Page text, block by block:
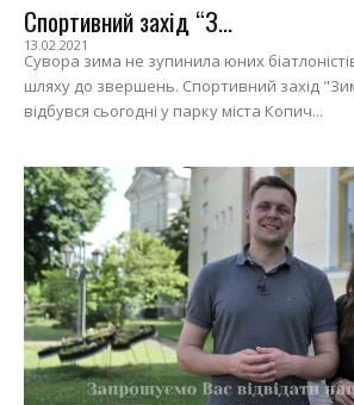
Спортивний захід “З...
13.02.2021
Сувора зима не зупинила юних
шляху до звершень. Спортивний захід
відбувся сьогодні у парку міста Копич...